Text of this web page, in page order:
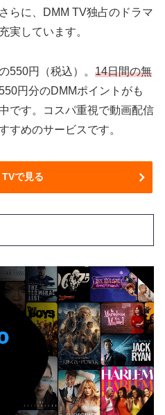
らに、DMM TV独占のドラマ
実しています。
550円（税込）。 14日間の無
円分のDMMポイントがも
です。コスパ重視で動画配信
すめのサービスです。
で見る